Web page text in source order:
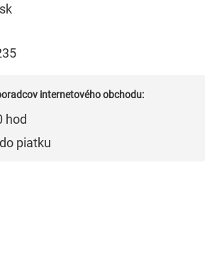
internetového obchodu:
hod
piatku